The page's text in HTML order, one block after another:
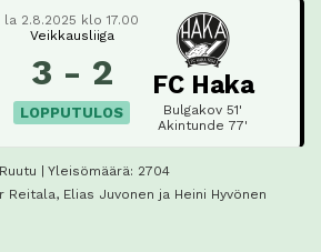
la 2.8.2025 klo 17.00
Veikkausliiga
3 - 2
LOPPUTULOS
FC Haka
Bulgakov 51'
Akintunde 77'
Ruutu | Yleisömäärä: 2704
Reitala, Elias Juvonen ja Heini Hyvönen